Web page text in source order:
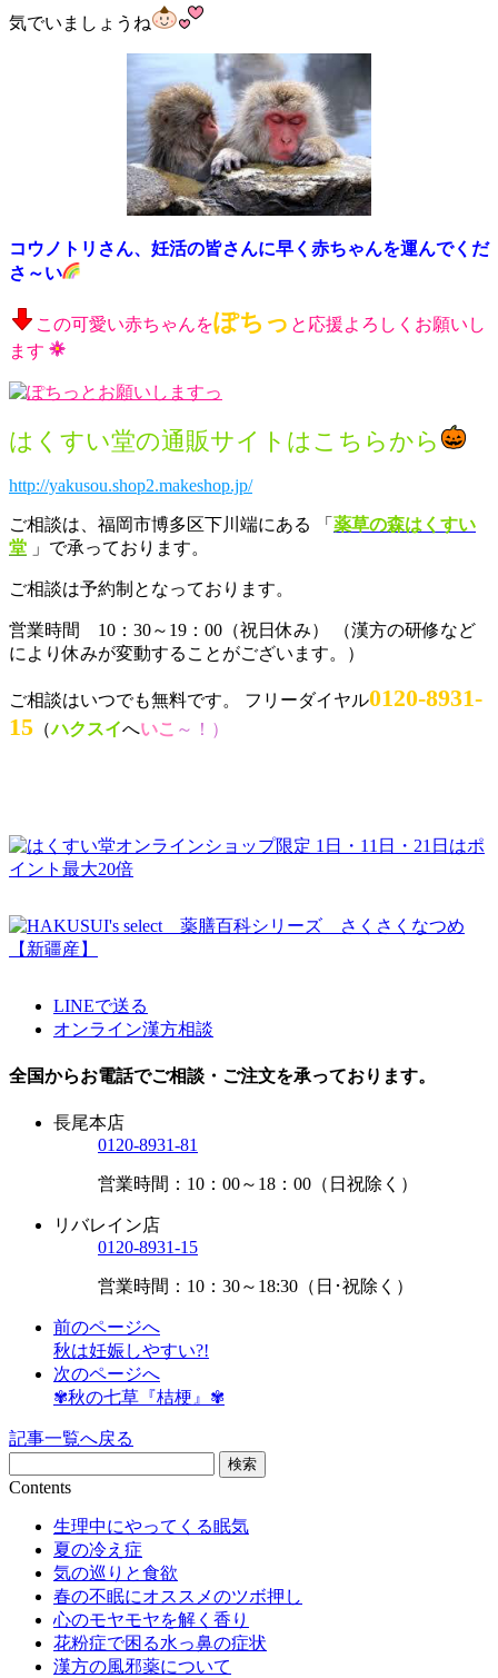
気でいましょうね
コウノトリさん、妊活の皆さんに早く赤ちゃんを運んでくだ
さ～い
この可愛い赤ちゃんをぽちっ と応援よろしくお願いし
ます
はくすい堂の通販サイトはこちらから
http://yakusou.shop2.makeshop.jp/
ご相談は、福岡市博多区下川端にある 「 薬草の森はくすい
堂 」で承っております。
ご相談は予約制となっております。
営業時間 10：30～19：00（祝日休み） （漢方の研修など
により休みが変動することがございます。）
ご相談はいつでも無料です。 フリーダイヤル0120-8931-
15 （ハクスイへいこ ～！）
LINEで送る
オンライン漢方相談
全国からお電話でご相談・ご注文を承っております。
長尾本店
0120-8931-81
営業時間：10：00～18：00（日祝除く）
リバレイン店
0120-8931-15
営業時間：10：30～18:30（日･祝除く）
前のページへ
秋は妊娠しやすい?!
次のページへ
✾秋の七草『桔梗』✾
記事一覧へ戻る
Contents
生理中にやってくる眠気
夏の冷え症
気の巡りと食欲
春の不眠にオススメのツボ押し
心のモヤモヤを解く香り
花粉症で困る水っ鼻の症状
漢方の風邪薬について